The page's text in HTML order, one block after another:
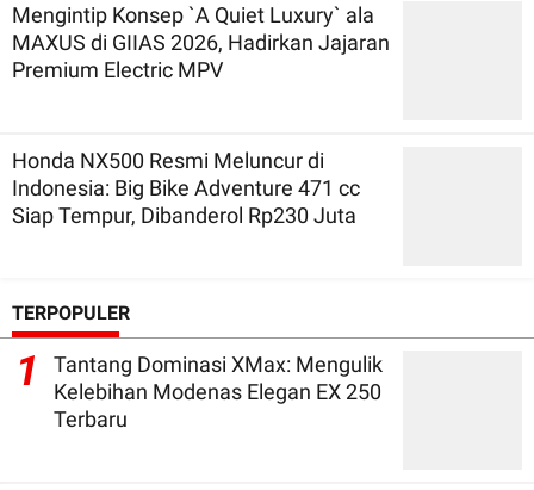
Mengintip Konsep `A Quiet Luxury` ala
MAXUS di GIIAS 2026, Hadirkan Jajaran
Premium Electric MPV
Honda NX500 Resmi Meluncur di
Indonesia: Big Bike Adventure 471 cc
Siap Tempur, Dibanderol Rp230 Juta
TERPOPULER
1
Tantang Dominasi XMax: Mengulik
Kelebihan Modenas Elegan EX 250
Terbaru